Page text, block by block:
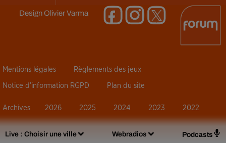
Live : Choisir une ville Webradios Podcasts
DesignOlivier Varma
Mentions légales Règlements des jeux
Notice d’information RGPD Plan du site
Archives 2026 2025 2024 2023 2022